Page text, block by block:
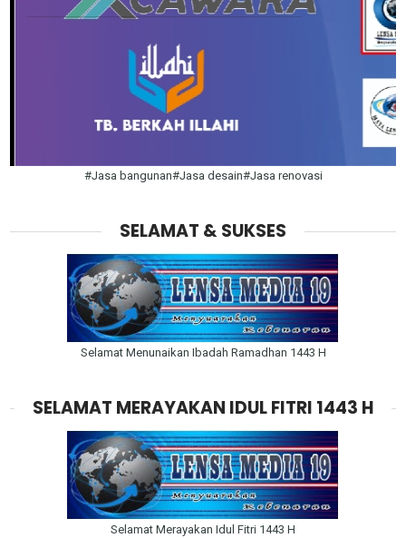
#Jasa bangunan#Jasa desain#Jasa renovasi
SELAMAT & SUKSES
Selamat Menunaikan Ibadah Ramadhan 1443 H
SELAMAT MERAYAKAN IDUL FITRI 1443 H
Selamat Merayakan Idul Fitri 1443 H